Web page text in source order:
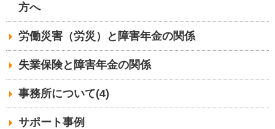
方へ
労働災害（労災）と障害年金の関係
失業保険と障害年金の関係
事務所について(4)
サポート事例